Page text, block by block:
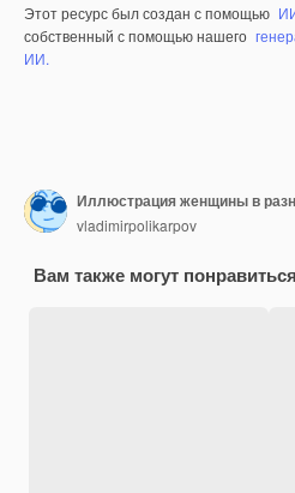
Этот ресурс был создан с помощью
собственный с помощью нашего
ИИ.
Иллюстрация женщины в
vladimirpolikarpov
Вам также могут